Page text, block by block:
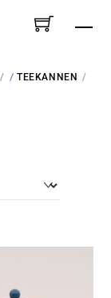
/ TEEKANNEN